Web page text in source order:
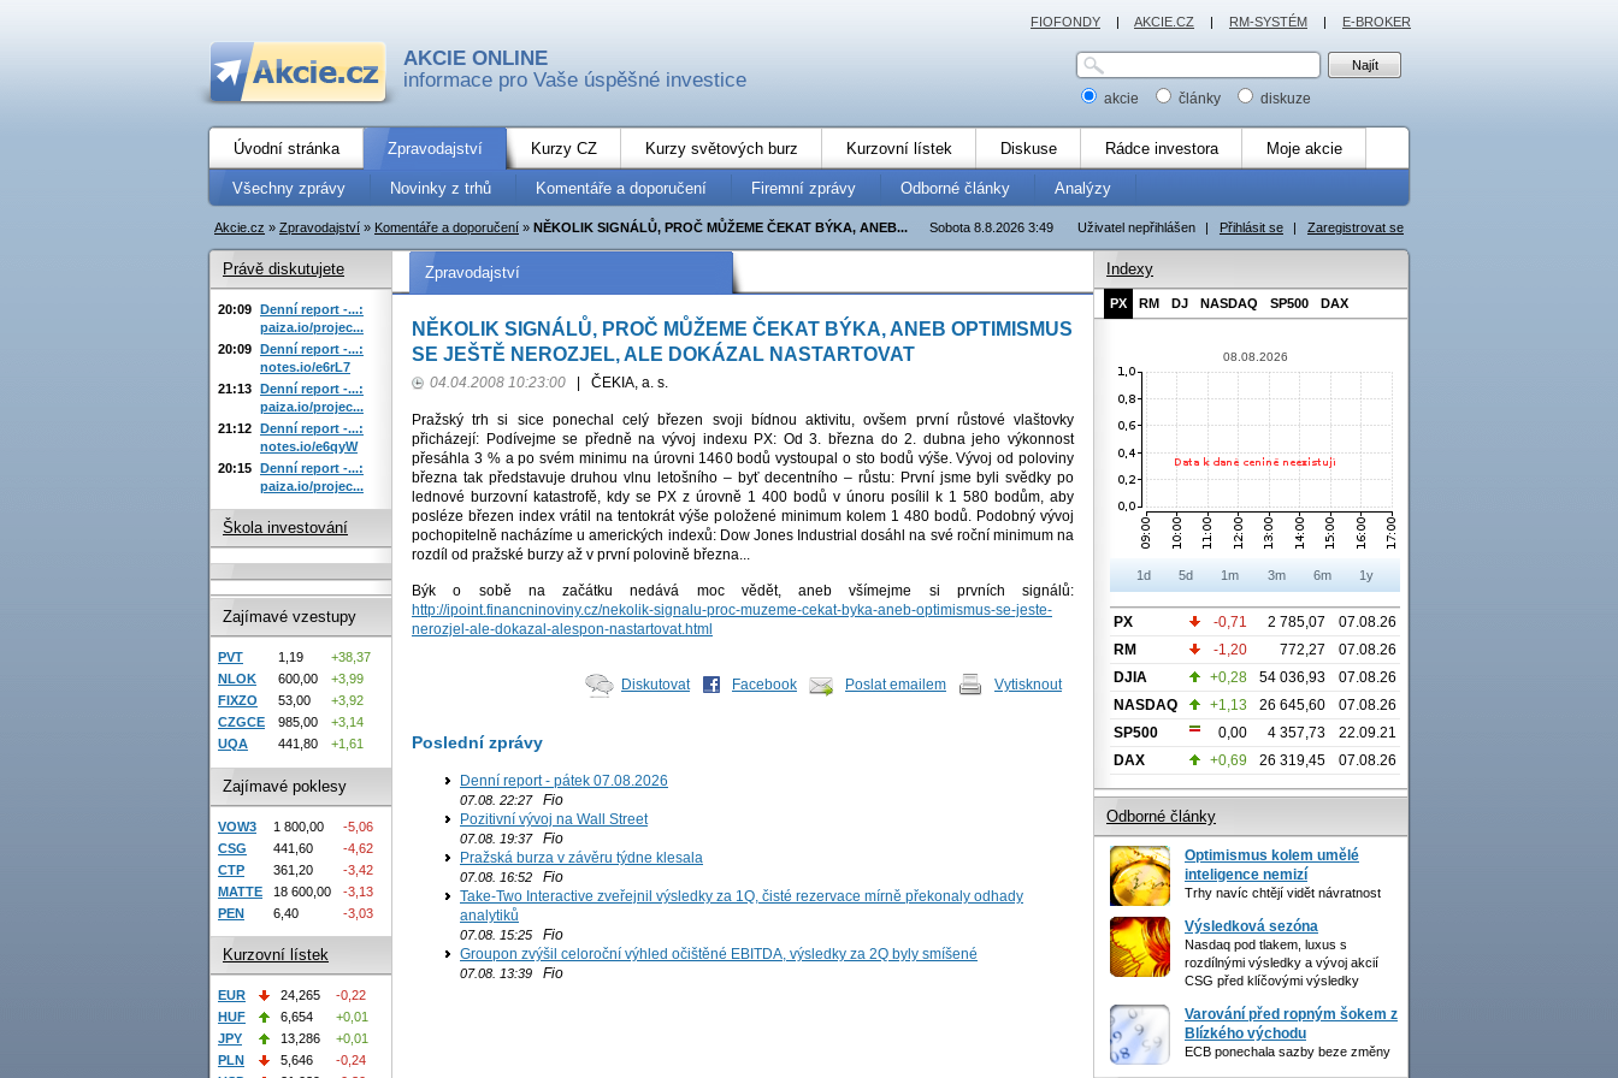
AKCIE ONLINE
informace pro Vaše úspěšné investice
akcie články diskuze
Úvodní stránka Zpravodajství Kurzy CZ Kurzy světových burz Kurzovní lístek Diskuse Rádce investora Moje akcie
Všechny zprávy Novinky z trhů Komentáře a doporučení Firemní zprávy Odborné články Analýzy
Uživatel nepřihlášen | Přihlásit se | Zaregistrovat se
Sobota 8.8.2026 3:49
Akcie.cz » Zpravodajství » Komentáře a doporučení » NĚKOLIK SIGNÁLŮ, PROČ MŮŽEME ČEKAT BÝKA, ANEB...
Zpravodajství
NĚKOLIK SIGNÁLŮ, PROČ MŮŽEME ČEKAT BÝKA, ANEB OPTIMISMUS
SE JEŠTĚ NEROZJEL, ALE DOKÁZAL NASTARTOVAT
04.04.2008 10:23:00 ČEKIA, a. s.
Pražský trh si sice ponechal celý březen svoji bídnou aktivitu, ovšem první růstové vlaštovky
přicházejí: Podívejme se předně na vývoj indexu PX: Od 3. března do 2. dubna jeho výkonnost
přesáhla 3 % a po svém minimu na úrovni 1460 bodů vystoupal o sto bodů výše. Vývoj od poloviny
března tak představuje druhou vlnu letošního – byť decentního – růstu: První jsme byli svědky po
lednové burzovní katastrofě, kdy se PX z úrovně 1 400 bodů v únoru posílil k 1 580 bodům, aby
posléze březen index vrátil na tentokrát výše položené minimum kolem 1 480 bodů. Podobný vývoj
pochopitelně nacházíme u amerických indexů: Dow Jones Industrial dosáhl na své roční minimum na
rozdíl od pražské burzy až v první polovině března...
Býk o sobě na začátku nedává moc vědět, aneb všímejme si prvních signálů:
http://ipoint.financninoviny.cz/nekolik-signalu-proc-muzeme-cekat-byka-aneb-optimismus-se-jeste-
nerozjel-ale-dokazal-alespon-nastartovat.html
Diskutovat Facebook Poslat emailem Vytisknout
Poslední zprávy
Denní report - pátek 07.08.2026
07.08. 22:27Fio
Pozitivní vývoj na Wall Street
07.08. 19:37Fio
Pražská burza v závěru týdne klesala
07.08. 16:52 Fio
Take-Two Interactive zveřejnil výsledky za 1Q, čisté rezervace mírně překonaly odhady
analytiků
07.08. 15:25 Fio
Groupon zvýšil celoroční výhled očištěné EBITDA, výsledky za 2Q byly smíšené
07.08. 13:39 Fio
Právě diskutujete
20:09 Denní report -...:
paiza.io/projec...
20:09 Denní report -...:
notes.io/e6rL7
21:13 Denní report -...:
paiza.io/projec...
21:12 Denní report -...:
notes.io/e6qyW
20:15 Denní report -...:
paiza.io/projec...
Škola investování
Zajímavé vzestupy
PVT 1,19
+38,37
NLOK
600,00
+3,99
FIXZO
53,00
+3,92
CZGCE
985,00
+3,14
UQA
441,80 +1,61
Zajímavé poklesy
VOW3 1 800,00
-5,06
CSG
441,60
-4,62
CTP
361,20
-3,42
MATTE
18 600,00
-3,13
PEN
6,40 -3,03
Kurzovní lístek
EUR 24,265
-0,22
HUF
6,654
+0,01
JPY
13,286
+0,01
PLN
5,646
-0,24
Indexy
PX RM DJ NASDAQ SP500 DAX
08.08.2026
1d 5d 1m 3m 6m 1y
PX -0,71 2 785,07
07.08.26
RM
-1,20 772,27
07.08.26
DJIA
+0,28 54 036,93
07.08.26
NASDAQ
+1,13 26 645,60
07.08.26
SP500
0,00 4 357,73
22.09.21
DAX
+0,69 26 319,45 07.08.26
Odborné články
Optimismus kolem umělé
inteligence nemizí
Trhy navíc chtějí vidět návratnost
Výsledková sezóna
Nasdaq pod tlakem, luxus s
rozdílnými výsledky a vývoj akcií
CSG před klíčovými výsledky
Varování před ropným šokem z
Blízkého východu
ECB ponechala sazby beze změny
FIOFONDY | AKCIE.CZ | RM-SYSTÉM | E-BROKER